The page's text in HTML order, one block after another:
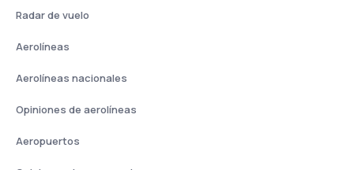
Radar de vuelo
Aerolíneas
Aerolíneas nacionales
Opiniones de aerolíneas
Aeropuertos